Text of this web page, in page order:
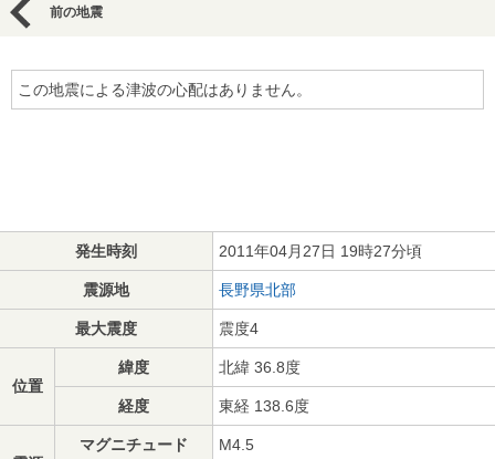
前の地震
この地震による津波の心配はありません。
発生時刻 2011年04月27日 19時27分頃
震源地 長野県北部
最大震度 震度4
位置
緯度 北緯 36.8度
経度 東経 138.6度
マグニチュード M4.5